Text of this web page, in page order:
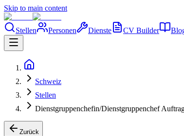
Skip to main content
Stellen Personen Dienste CV Builder
Schweiz
Stellen
Dienstgruppenchefin/Dienstgruppenchef
Zurück